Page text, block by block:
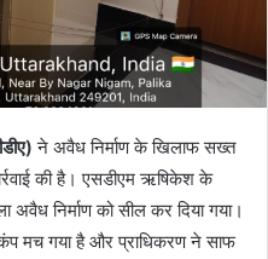
ने अवैध निर्माण के खिलाफ सख्त
की है। एसडीएम ऋषिकेश के
अवैध निर्माण को सील कर दिया गया।
मच गया है और प्राधिकरण ने साफ